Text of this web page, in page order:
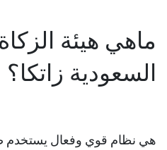
ماهي هيئة
السعودية زاتكا؟
هي نظام قوي وفعال